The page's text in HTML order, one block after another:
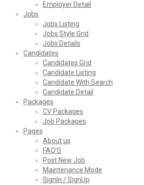
Employer Detail
Jobs
Jobs Listing
Jobs Style Grid
Jobs Details
Candidates
Candidates Grid
Candidate Listing
Candidate With Search
Candidate Detail
Packages
CV Packages
Job Packages
Pages
About us
FAQ’S
Post New Job
Maintenance Mode
SignIn / SignUp